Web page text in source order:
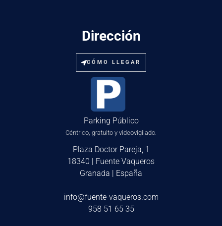
Dirección
CÓMO LLEGAR
Parking Público
Céntrico, gratuito y videovigilado.
Plaza Doctor Pareja, 1
18340 | Fuente Vaqueros
Granada | España
info@fuente-vaqueros.com
958 51 65 35